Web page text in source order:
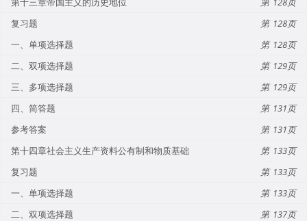
复习题
128
一、单项选择题
128
二、双项选择题
129
三、多项选择题
129
四、简答题
131
参考答案
131
第十四章社会主义生产资料公有制和物质基础
133
复习题
133
一、单项选择题
133
二、双项选择题
137